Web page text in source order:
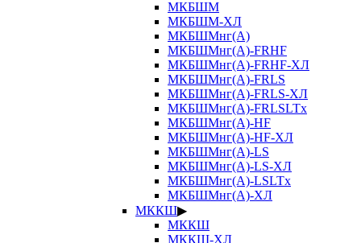
МКБШМ
МКБШМ-ХЛ
МКБШМнг(А)
МКБШМнг(А)-FRHF
МКБШМнг(А)-FRHF-ХЛ
МКБШМнг(А)-FRLS
МКБШМнг(А)-FRLS-ХЛ
МКБШМнг(А)-FRLSLTx
МКБШМнг(А)-HF
МКБШМнг(А)-HF-ХЛ
МКБШМнг(А)-LS
МКБШМнг(А)-LS-ХЛ
МКБШМнг(А)-LSLTx
МКБШМнг(А)-ХЛ
МККШ▶
МККШ
МККШ-ХЛ